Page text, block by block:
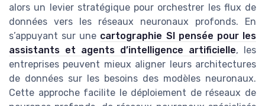
alors un levier stratégique pour orchestrer les flux de
données vers les réseaux neuronaux profonds. En
s’appuyant sur une cartographie SI pensée pour les
assistants et agents d’intelligence artificielle, les
entreprises peuvent mieux aligner leurs architectures
de données sur les besoins des modèles neuronaux.
Cette approche facilite le déploiement de réseaux de